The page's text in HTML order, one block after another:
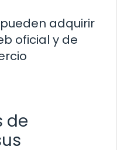
adquirir
oficial y de
de